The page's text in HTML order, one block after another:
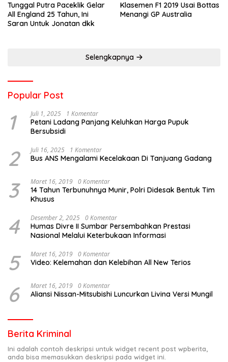
Tunggal Putra Paceklik Gelar
All England 25 Tahun, Ini
Saran Untuk Jonatan dkk
Klasemen F1 2019 Usai Bottas
Menangi GP Australia
Selengkapnya
Popular Post
1 Juli 1, 2025 1 Komentar
Petani Ladang Panjang Keluhkan Harga Pupuk
Bersubsidi
2 Juli 16, 2025 1 Komentar
Bus ANS Mengalami Kecelakaan Di Tanjuang Gadang
3 Maret 16, 2019 0 Komentar
14 Tahun Terbunuhnya Munir, Polri Didesak Bentuk Tim
Khusus
4 Desember 2, 2025 0 Komentar
Humas Divre II Sumbar Persembahkan Prestasi
Nasional Melalui Keterbukaan Informasi
5 Maret 16, 2019 0 Komentar
Video: Kelemahan dan Kelebihan All New Terios
6 Maret 16, 2019 0 Komentar
Aliansi Nissan-Mitsubishi Luncurkan Livina Versi Mungil
Berita Kriminal
Ini adalah contoh deskripsi untuk widget recent post wpberita,
anda bisa memasukkan deskripsi pada widget ini.